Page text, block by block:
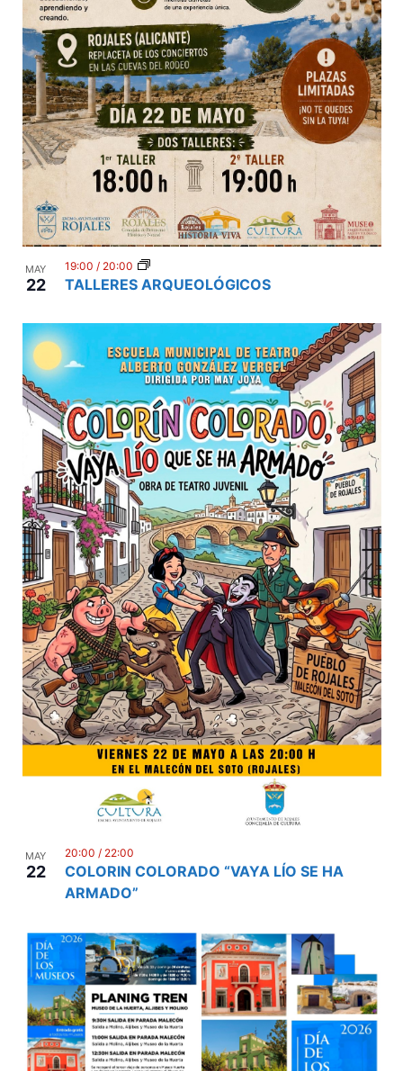
MAY
22 TALLERES ARQUEOLÓGICOS
19:00 / 20:00
MAY
22
COLORIN COLORADO “VAYA LÍO SE HA
ARMADO”
20:00 / 22:00